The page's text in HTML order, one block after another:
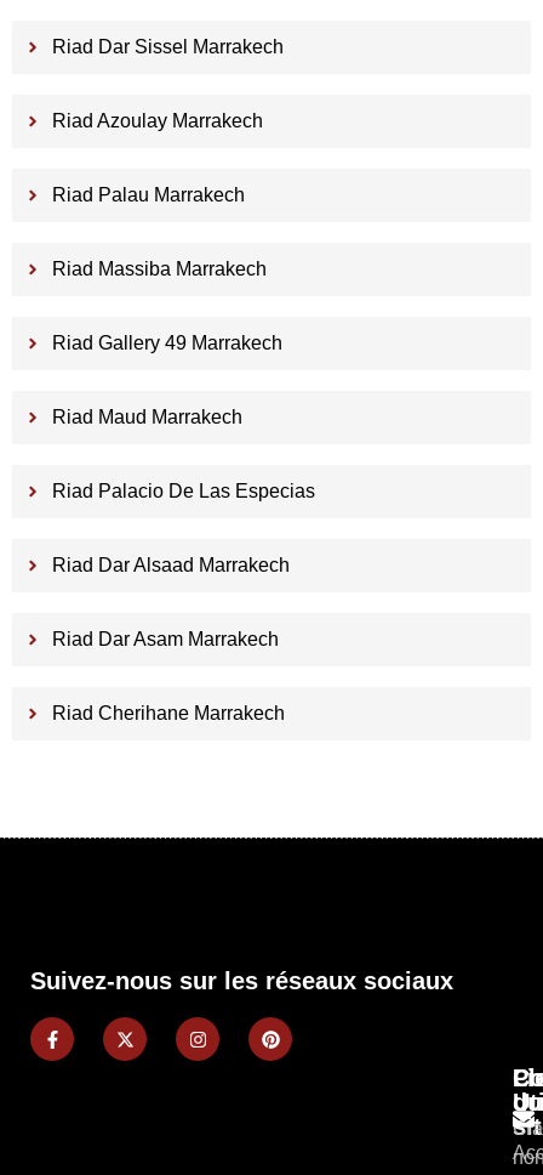
Riad Dar Sissel Marrakech
Riad Azoulay Marrakech
Riad Palau Marrakech
Riad Massiba Marrakech
Riad Gallery 49 Marrakech
Riad Maud Marrakech
Riad Palacio De Las Especias
Riad Dar Alsaad Marrakech
Riad Dar Asam Marrakech
Riad Cherihane Marrakech
Suivez-nous sur les réseaux sociaux
du